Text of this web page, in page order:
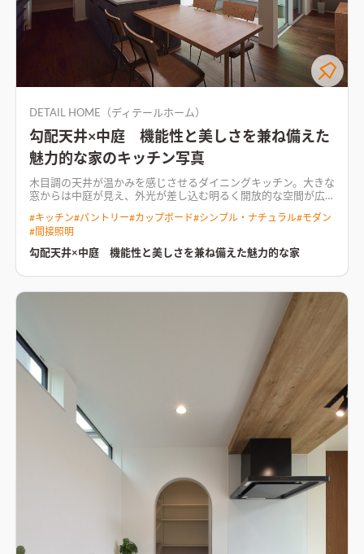
DETAIL HOME（ディテールホーム）
勾配天井×中庭 機能性と美しさを兼ね備えた
魅力的な家のキッチン写真
木目調の天井が温かみを感じさせるダイニングキッチン。大きな
窓からは中庭が見え、外光が差し込む明るく開放的な空間が広
に魅力的な雰囲気を演出。 そこに中庭を合わせ、自然の緑を取
り入れることで、室内に自然の広がりを感じさせる。 LDKと和
室合わせ約25畳ほどの広さもあり、全体的圧迫感がない住まい
空間に仕上げた。間接照明が壁面を優しく照らし、木目調の天
し、木目調の天井が温かみをプラスしたリビング。大きな窓から
は中庭が見渡せ、外からの視線を気にせずくつろげるプライベ
#キッチン#パントリー#カップボード#シンプル・ナチュラル#モダン
#間接照明
勾配天井×中庭 機能性と美しさを兼ね備えた魅力的な家